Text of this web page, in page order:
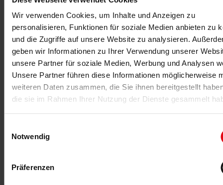
Wir verwenden Cookies, um Inhalte und Anzeigen zu
personalisieren, Funktionen für soziale Medien anbieten zu
und die Zugriffe auf unsere Website zu analysieren.
geben wir Informationen zu Ihrer Verwendung unserer
unsere Partner für soziale Medien, Werbung und Analysen
Unsere Partner führen diese Informationen möglicherweise
weiteren Daten zusammen, die Sie ihnen bereitgestellt
die sie im Rahmen Ihrer Nutzung der Dienste gesammelt
Notwendig
Präferenzen
Studienzentrum Frankfurt
Eschborn, 65760